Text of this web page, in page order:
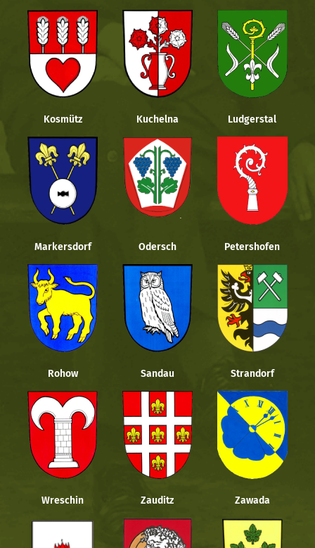
Kosmütz Kuchelna Ludgerstal
Markersdorf Odersch Petershofen
Rohow Sandau Strandorf
Wreschin Zauditz Zawada